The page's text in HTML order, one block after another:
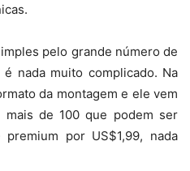
pelo grande número de
nada muito complicado. Na
da montagem e ele vem
de 100 que podem ser
por US$1,99, nada